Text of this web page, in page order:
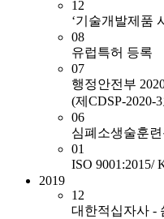
12
‘기술개발제품
08
유럽특허 등록
07
행정안전부
(제CDSP-2020-
06
심폐소생술훈
01
ISO 9001:2015/
2019
12
대한적십자사 -